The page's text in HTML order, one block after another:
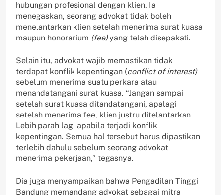
hubungan profesional dengan klien. Ia
menegaskan, seorang advokat tidak boleh
menelantarkan klien setelah menerima surat kuasa
maupun honorarium (fee)yang telah disepakati.
Selain itu, advokat wajib memastikan tidak
terdapat konflik kepentingan (conflict of interest)
sebelum menerima suatu perkara atau
menandatangani surat kuasa. “Jangan sampai
setelah surat kuasa ditandatangani, apalagi
setelah menerima fee, klien justru ditelantarkan.
Lebih parah lagi apabila terjadi konflik
kepentingan. Semua hal tersebut harus dipastikan
terlebih dahulu sebelum seorang advokat
menerima pekerjaan,” tegasnya.
Dia juga menyampaikan bahwa Pengadilan Tinggi
Bandung memandang advokat sebagai mitra